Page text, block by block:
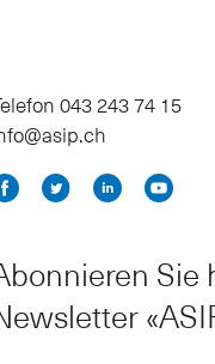
043 243 74 15
Sie